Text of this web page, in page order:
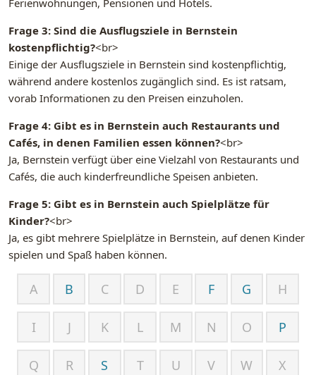
Ferienwohnungen, Pensionen und Hotels.
Frage 3: Sind die Ausflugsziele in Bernstein
kostenpflichtig?<br>
Einige der Ausflugsziele in Bernstein sind kostenpflichtig,
während andere kostenlos zugänglich sind. Es ist ratsam,
vorab Informationen zu den Preisen einzuholen.
Frage 4: Gibt es in Bernstein auch Restaurants und
Cafés, in denen Familien essen können?<br>
Ja, Bernstein verfügt über eine Vielzahl von Restaurants und
Cafés, die auch kinderfreundliche Speisen anbieten.
Frage 5: Gibt es in Bernstein auch Spielplätze für
Kinder?<br>
Ja, es gibt mehrere Spielplätze in Bernstein, auf denen Kinder
spielen und Spaß haben können.
A B C D E F G H
I J K L M N O P
Q R S T U V W X